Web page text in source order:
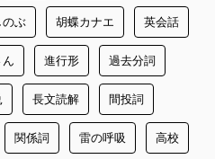
のぶ 胡蝶カナエ 英会話
ん 進行形 過去分詞
長文読解 間投詞
関係詞 雷の呼吸 高校